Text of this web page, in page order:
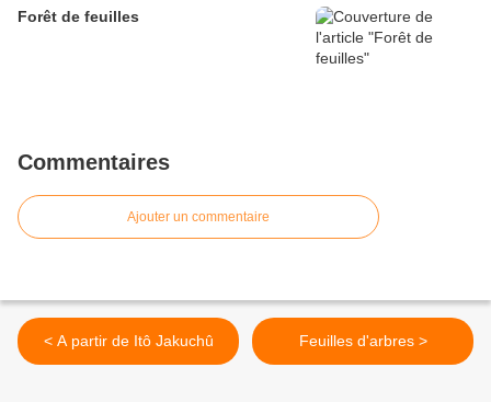
Forêt de feuilles
Commentaires
Ajouter un commentaire
< A partir de Itô Jakuchû Feuilles d'arbres >